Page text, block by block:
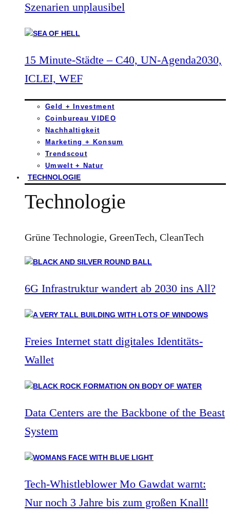
Szenarien unplausibel
15 Minute-Städte – C40, UN-Agenda2030,
ICLEI, WEF
Geld + Investment
Coinbureau VIDEO
Nachhaltigkeit
Marketing + Konsum
Trendscout
Umwelt + Natur
TECHNOLOGIE
Technologie
Grüne Technologie, GreenTech, CleanTech
6G Infrastruktur wandert ab 2030 ins All?
Freies Internet statt digitales Identitäts-
Wallet
Data Centers are the Backbone of the Beast
System
Tech-Whistleblower Mo Gawdat warnt:
Nur noch 3 Jahre bis zum großen Knall!